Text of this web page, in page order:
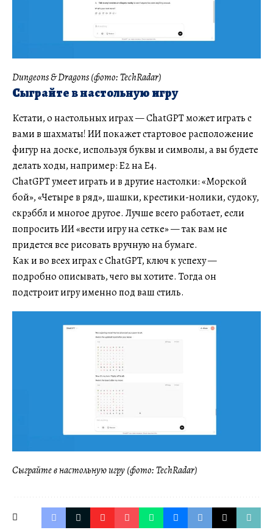
Dungeons & Dragons (фото: TechRadar)
Сыграйте в настольную игру
Кстати, о настольных играх — ChatGPT может играть с
вами в шахматы! ИИ покажет стартовое расположение
фигур на доске, используя буквы и символы, а вы будете
делать ходы, например: E2 на E4.
ChatGPT умеет играть и в другие настолки: «Морской
бой», «Четыре в ряд», шашки, крестики-нолики, судоку,
скрэббл и многое другое. Лучше всего работает, если
попросить ИИ «вести игру на сетке» — так вам не
придется все рисовать вручную на бумаге.
Как и во всех играх с ChatGPT, ключ к успеху —
подробно описывать, чего вы хотите. Тогда он
подстроит игру именно под ваш стиль.
Сыграйте в настольную игру (фото: TechRadar)